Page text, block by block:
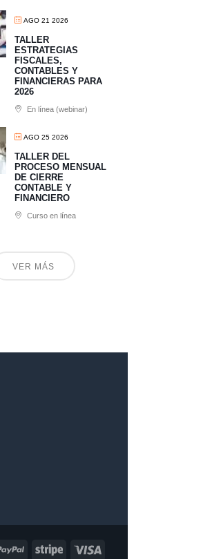
AGO 21 2026
TALLER
ESTRATEGIAS
FISCALES,
CONTABLES Y
FINANCIERAS PARA
2026
En línea (webinar)
AGO 25 2026
TALLER DEL
PROCESO MENSUAL
DE CIERRE
CONTABLE Y
FINANCIERO
Curso en línea
VER MÁS